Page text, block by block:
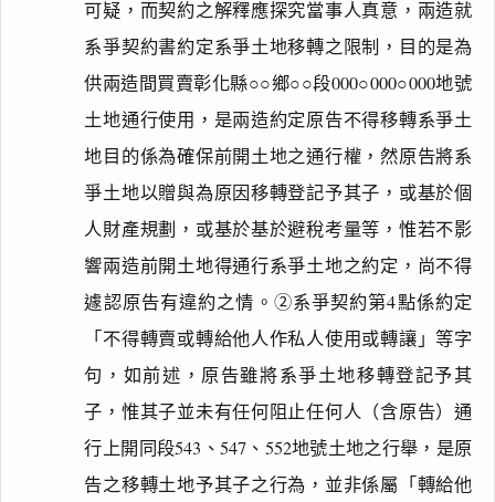
可疑，而契約之解釋應探究當事人真意，兩造就
系爭契約書約定系爭土地移轉之限制，目的是為
供兩造間買賣彰化縣○○鄉○○段000○000○000地號
土地通行使用，是兩造約定原告不得移轉系爭土
地目的係為確保前開土地之通行權，然原告將系
爭土地以贈與為原因移轉登記予其子，或基於個
人財產規劃，或基於基於避稅考量等，惟若不影
響兩造前開土地得通行系爭土地之約定，尚不得
遽認原告有違約之情。②系爭契約第4點係約定
「不得轉賣或轉給他人作私人使用或轉讓」等字
句，如前述，原告雖將系爭土地移轉登記予其
子，惟其子並未有任何阻止任何人（含原告）通
行上開同段543、547、552地號土地之行舉，是原
告之移轉土地予其子之行為，並非係屬「轉給他